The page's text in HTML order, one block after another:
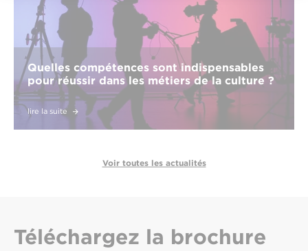
Quelles compétences sont indispensables
pour réussir dans les métiers de la culture ?
lire la suite
Voir toutes les actualités
Téléchargez la brochure